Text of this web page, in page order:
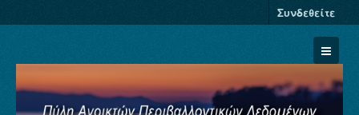
Συνδεθείτε